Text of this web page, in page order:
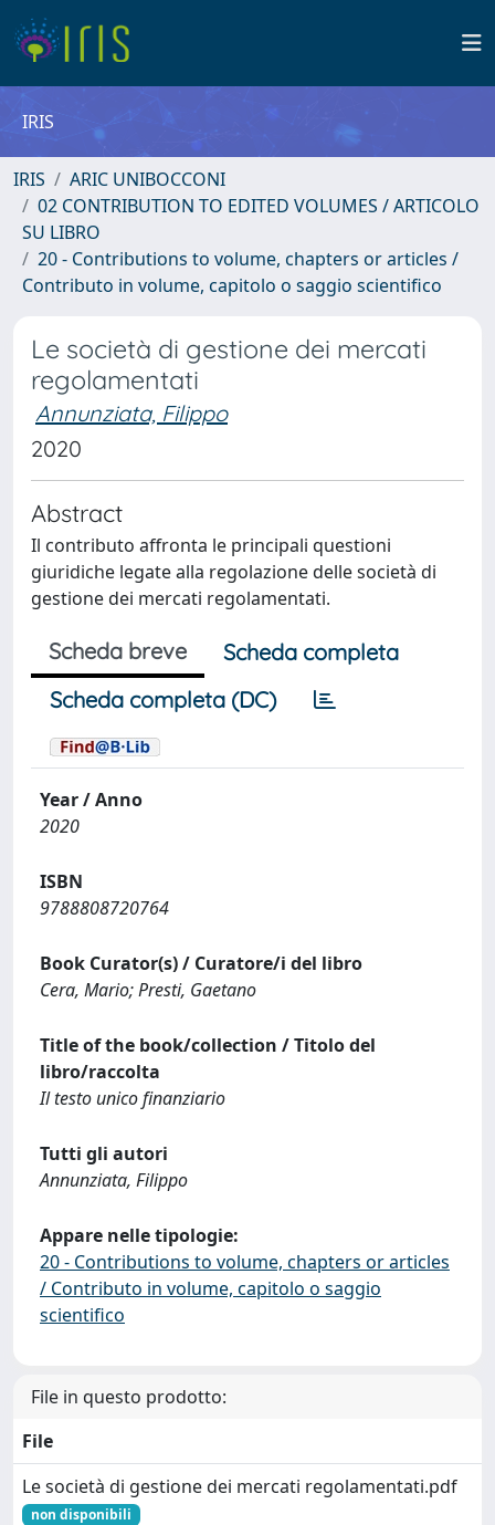
IRIS
IRIS
ARIC UNIBOCCONI
02 CONTRIBUTION TO EDITED VOLUMES / ARTICOLO
SU LIBRO
20 - Contributions to volume, chapters or articles /
Contributo in volume, capitolo o saggio scientifico
Le società di gestione dei mercati
regolamentati
Annunziata, Filippo
2020
Abstract
Il contributo affronta le principali questioni
giuridiche legate alla regolazione delle società di
gestione dei mercati regolamentati.
Scheda breve
Scheda completa
Scheda completa (DC)
Year / Anno
2020
ISBN
9788808720764
Book Curator(s) / Curatore/i del libro
Cera, Mario; Presti, Gaetano
Title of the book/collection / Titolo del
libro/raccolta
Il testo unico finanziario
Tutti gli autori
Annunziata, Filippo
Appare nelle tipologie:
20 - Contributions to volume, chapters or articles
/ Contributo in volume, capitolo o saggio
scientifico
File in questo prodotto:
File
Le società di gestione dei mercati regolamentati.pdf
non disponibili